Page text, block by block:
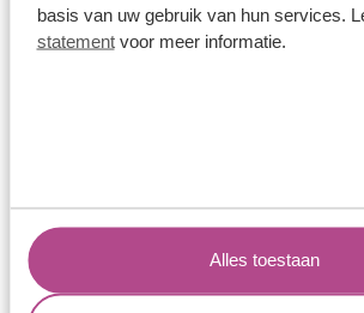
basis van uw gebruik van hun services.
statementvoor meer informatie.
Alles toestaan
Vaak moet je een kopie van het
Na de melding ontvang je meestal een
gemeente.
Goed om te weten